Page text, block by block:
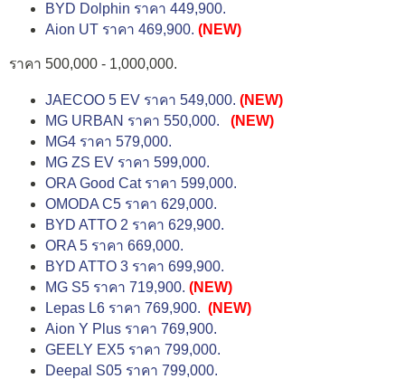
BYD Dolphin ราคา 449,900.
Aion UT ราคา 469,900. (NEW)
ราคา 500,000 - 1,000,000.
JAECOO 5 EV ราคา 549,000. (NEW)
MG URBAN ราคา 550,000.
(NEW)
MG4 ราคา 579,000.
MG ZS EV ราคา 599,000.
ORA Good Cat ราคา 599,000.
OMODA C5 ราคา 629,000.
BYD ATTO 2 ราคา 629,900.
ORA 5 ราคา 669,000.
BYD ATTO 3 ราคา 699,900.
MG S5 ราคา 719,900. (NEW)
Lepas L6 ราคา 769,900. (NEW)
Aion Y Plus ราคา 769,900.
GEELY EX5 ราคา 799,000.
Deepal S05 ราคา 799,000.